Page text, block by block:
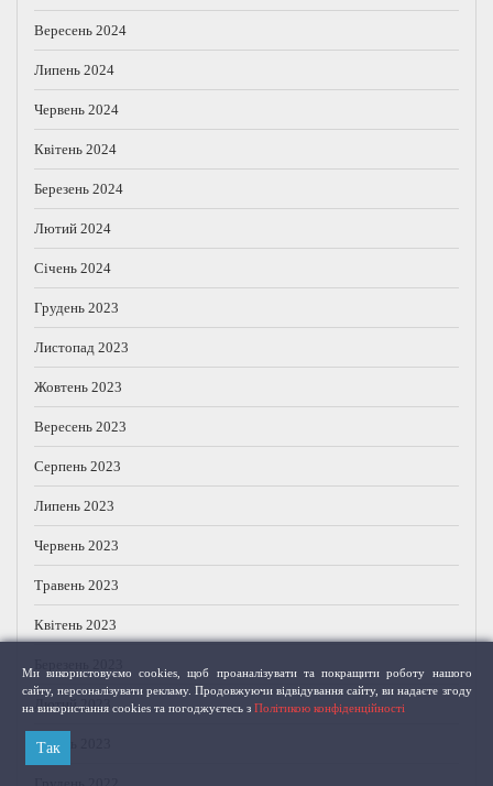
Вересень 2024
Липень 2024
Червень 2024
Квітень 2024
Березень 2024
Лютий 2024
Січень 2024
Грудень 2023
Листопад 2023
Жовтень 2023
Вересень 2023
Серпень 2023
Липень 2023
Червень 2023
Травень 2023
Квітень 2023
Лютий 2023
Січень 2023
Ми використовуємо cookies, щоб проаналізувати та покращити роботу нашого
сайту, персоналізувати рекламу. Продовжуючи відвідування сайту, ви надаєте згоду
на використання cookies та погоджуєтесь з Політикою конфіденційності
Так